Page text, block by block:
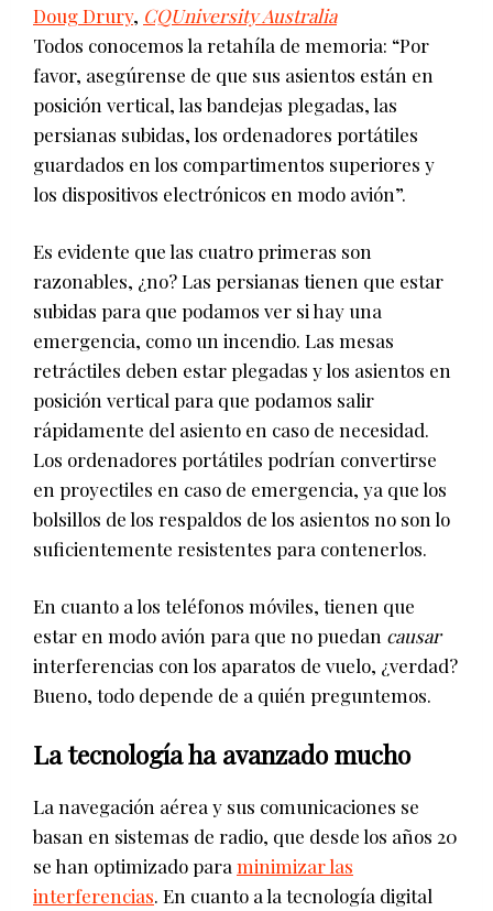
Doug Drury, CQUniversity Australia
Todos conocemos la retahíla de memoria: “Por
favor, asegúrense de que sus asientos están en
posición vertical, las bandejas plegadas, las
persianas subidas, los ordenadores portátiles
guardados en los compartimentos superiores y
los dispositivos electrónicos en modo avión”.
Es evidente que las cuatro primeras son
razonables, ¿no? Las persianas tienen que estar
subidas para que podamos ver si hay una
emergencia, como un incendio. Las mesas
retráctiles deben estar plegadas y los asientos en
posición vertical para que podamos salir
rápidamente del asiento en caso de necesidad.
Los ordenadores portátiles podrían convertirse
en proyectiles en caso de emergencia, ya que los
bolsillos de los respaldos de los asientos no son lo
suficientemente resistentes para contenerlos.
En cuanto a los teléfonos móviles, tienen que
estar en modo avión para que no puedan causar
interferencias con los aparatos de vuelo, ¿verdad?
Bueno, todo depende de a quién preguntemos.
La tecnología ha avanzado mucho
La navegación aérea y sus comunicaciones se
basan en sistemas de radio, que desde los años 20
se han optimizado para minimizar las
interferencias. En cuanto a la tecnología digital